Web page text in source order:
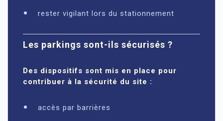
rester vigilant lors du stationnement
Les parkings sont-ils sécurisés ?
Des dispositifs sont mis en place pour
contribuer à la sécurité du site :
accès par barrières